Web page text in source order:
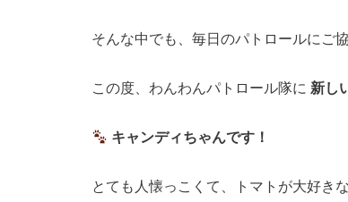
そんな中でも、毎日のパトロールにご
この度、わんわんパトロール隊に 新し
キャンディちゃんです！
とても人懐っこくて、トマトが大好き